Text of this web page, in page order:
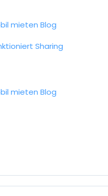
mieten Blog
Sharing
mieten Blog